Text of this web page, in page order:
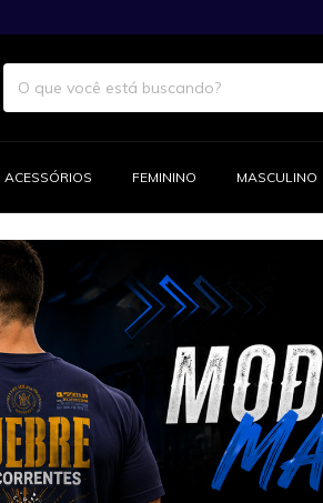
ACESSÓRIOS FEMININO MASCULINO